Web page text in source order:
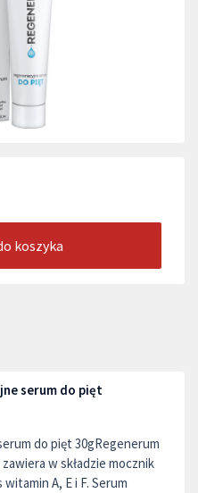
koszyka
serum do pięt
do pięt 30gRegenerum
w składzie mocznik
A, E i F. Serum